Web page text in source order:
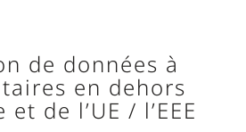
de données à
en dehors
de l’UE / l’EEE